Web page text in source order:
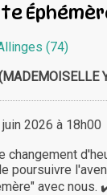
(74)
2026 à 18h00
changement
poursuivre
avec nous.